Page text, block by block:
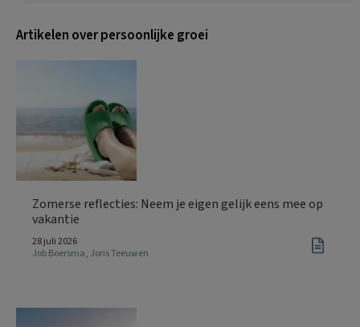
Artikelen over persoonlijke groei
Zomerse reflecties: Neem je eigen gelijk eens mee op
vakantie
28 juli 2026
Job Boersma, Joris Teeuwen